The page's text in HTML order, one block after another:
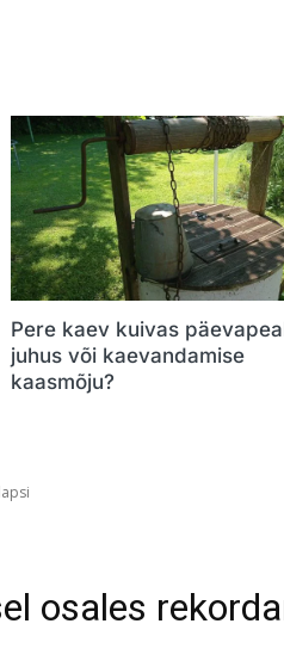
Pere kaev kuivas
juhus või kaevandamise
kaasmõju?